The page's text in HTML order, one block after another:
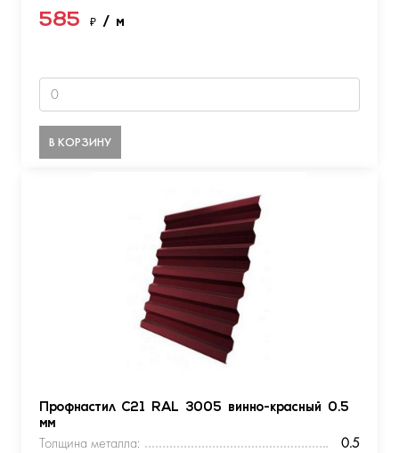
585 ₽ / м
В КОРЗИНУ
Профнастил С21 RAL 3005 винно-красный 0.5
мм
Толщина металла:
0.5